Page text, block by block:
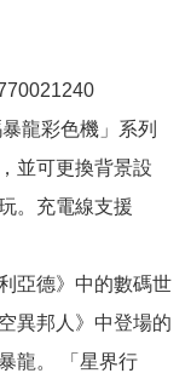
龍彩色機」系列
並可更換背景設
。充電線支援
亞德》中的數碼世
異邦人》中登場的
龍。 「星界行